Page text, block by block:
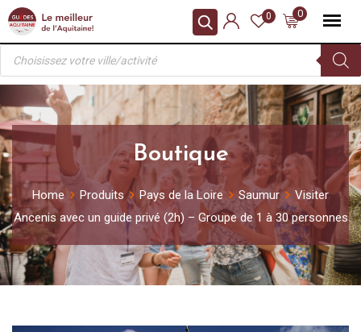
Skip
content
0
0
Recherche
produits
Boutique
Home Produits Pays de la Loire Saumur
Visiter
Ancenis avec un guide privé (2h) – Groupe de 1 à 30 personnes